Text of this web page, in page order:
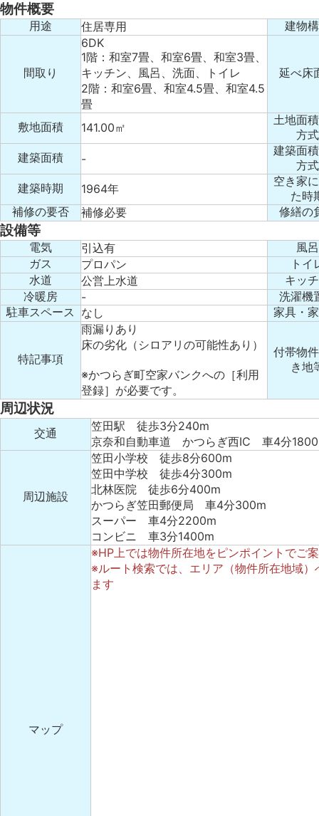
物件概要
用途 住居専用 建物
間取り
6DK
1階：和室7畳、和室6畳、和室3畳、
キッチン、風呂、洗面、トイレ
2階：和室6畳、和室4.5畳、和室4.5
畳
延べ床
敷地面積 141.00㎡
土地面
方式
建築面積
-
建築面
方式
建築時期
1964年
空き家
た時
補修の要否
補修必要 修繕の
設備等
電気 引込有
風呂
ガス
プロパン
トイ
水道
公営上水道
キッ
冷暖房
-
洗濯機
駐車スペース
なし 家具・
特記事項
雨漏りあり
床の劣化（シロアリの可能性あり）
※かつらぎ町空家バンクへの ［利用
登録］ が必要です。
付帯物
き地
周辺状況
交通
笠田駅 徒歩3分240m
京奈和自動車道 かつらぎ西IC 車4分
周辺施設
笠田小学校 徒歩8分600m
笠田中学校 徒歩4分300m
北林医院 徒歩6分400m
かつらぎ笠田郵便局 車4分300m
スーパー 車4分2200m
コンビニ 車3分1400m
マップ
※HP上では物件所在地をピンポイントでご
※ルート検索では、エリア（物件所在地域
ます